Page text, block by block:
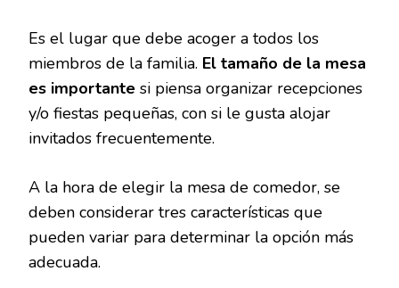
Es el lugar que debe acoger a todos los
miembros de la familia. El tamaño de la mesa
es importante si piensa organizar recepciones
y/o fiestas pequeñas, con si le gusta alojar
invitados frecuentemente.
A la hora de elegir la mesa de comedor, se
deben considerar tres características que
pueden variar para determinar la opción más
adecuada.